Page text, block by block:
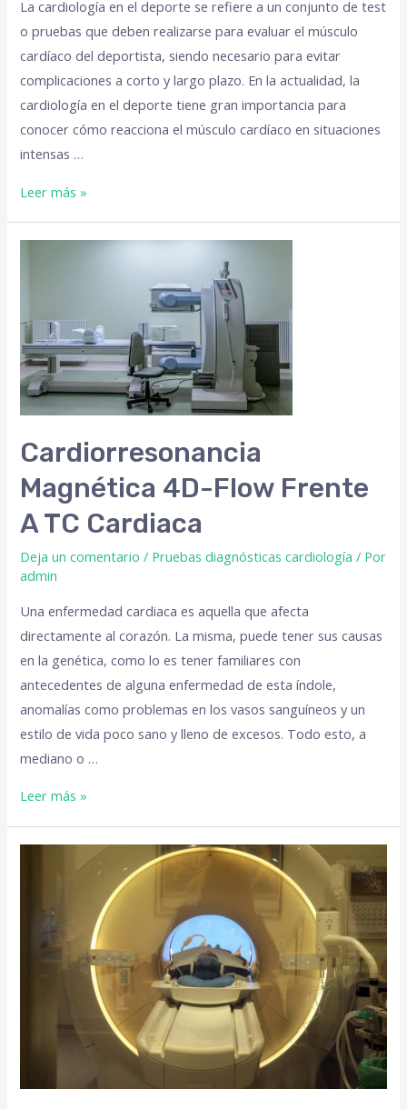
La cardiología en el deporte se refiere a un conjunto de test
o pruebas que deben realizarse para evaluar el músculo
cardíaco del deportista, siendo necesario para evitar
complicaciones a corto y largo plazo. En la actualidad, la
cardiología en el deporte tiene gran importancia para
conocer cómo reacciona el músculo cardíaco en situaciones
intensas …
Leer más »
Cardiorresonancia
Magnética 4D-Flow Frente
A TC Cardiaca
Deja un comentario / Pruebas diagnósticas cardiología / Por
admin
Una enfermedad cardiaca es aquella que afecta
directamente al corazón. La misma, puede tener sus causas
en la genética, como lo es tener familiares con
antecedentes de alguna enfermedad de esta índole,
anomalías como problemas en los vasos sanguíneos y un
estilo de vida poco sano y lleno de excesos. Todo esto, a
mediano o …
Leer más »